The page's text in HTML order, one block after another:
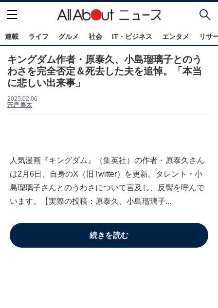
連載 ライフ グルメ 社会 IT・ビジネス エンタメ リサ
キングダム作者・原泰久、小島瑠璃子とのう
わさを完全否定＆死去した夫を追悼。「本当
に悲しい出来事」
2025.02.06
宍戸 奏太
人気漫画『キングダム』（集英社）の作者・原泰久さん
は2月6日、自身のX（旧Twitter）を更新。タレント・小
島瑠璃子さんとのうわさについて言及し、反響を呼んで
います。【実際の投稿：原泰久、小島瑠璃子...
続きを読む